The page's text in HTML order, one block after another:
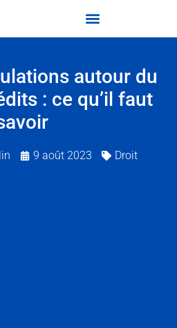
autour du
: ce qu’il faut
9 août 2023 Droit